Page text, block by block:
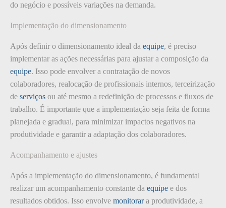
do negócio e possíveis variações na demanda.
Implementação do dimensionamento
Após definir o dimensionamento ideal da equipe, é preciso
implementar as ações necessárias para ajustar a composição da
equipe. Isso pode envolver a contratação de novos
colaboradores, realocação de profissionais internos, terceirização
de serviços ou até mesmo a redefinição de processos e fluxos de
trabalho. É importante que a implementação seja feita de forma
planejada e gradual, para minimizar impactos negativos na
produtividade e garantir a adaptação dos colaboradores.
Acompanhamento e ajustes
Após a implementação do dimensionamento, é fundamental
realizar um acompanhamento constante da equipe e dos
resultados obtidos. Isso envolve monitorara produtividade, a